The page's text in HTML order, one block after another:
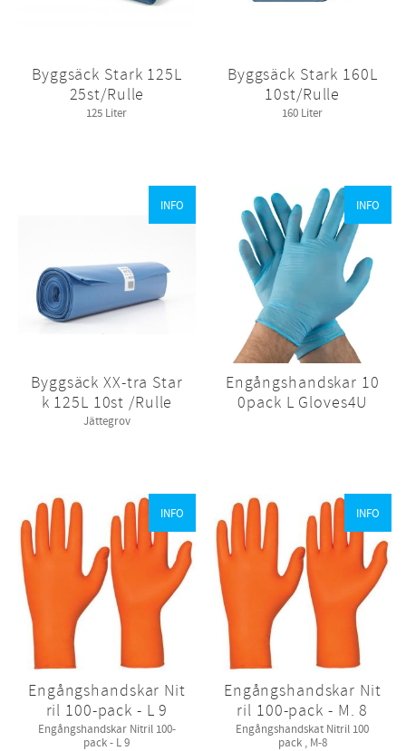
Byggsäck Stark 125L
25st/Rulle
125 Liter
Byggsäck Stark 160L
10st/Rulle
160 Liter
Byggsäck XX-tra Star
k 125L 10st /Rulle
Jättegrov
INFO
Engångshandskar 10
0pack L Gloves4U
INFO
Engångshandskar Nit
ril 100-pack - L 9
Engångshandskar Nitril 100-
pack - L 9
INFO
Engångshandskar Nit
ril 100-pack - M. 8
Engångshandskat Nitril 100
pack , M-8
INFO